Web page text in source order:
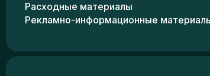
Расходные материалы
Рекламно-информационные